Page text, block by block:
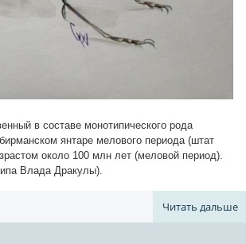
в составе монотипического рода
янтаре мелового периода (штат
около 100 млн лет (меловой период).
Влада Дракулы).
Читать дальше